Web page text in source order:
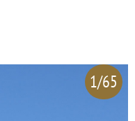
1/65